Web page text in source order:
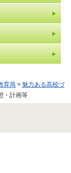
育局 > 魅力ある高校づ
・計画等